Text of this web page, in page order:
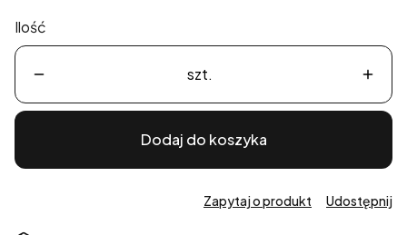
Ilość
szt.
Dodaj do koszyka
Zapytaj o produkt Udostępnij